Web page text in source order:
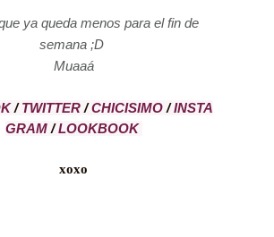
ya queda menos para el fin de
semana ;D
Muaaá
/TWITTER /CHICISIMO /INSTA
GRAM/LOOKBOOK
xoxo